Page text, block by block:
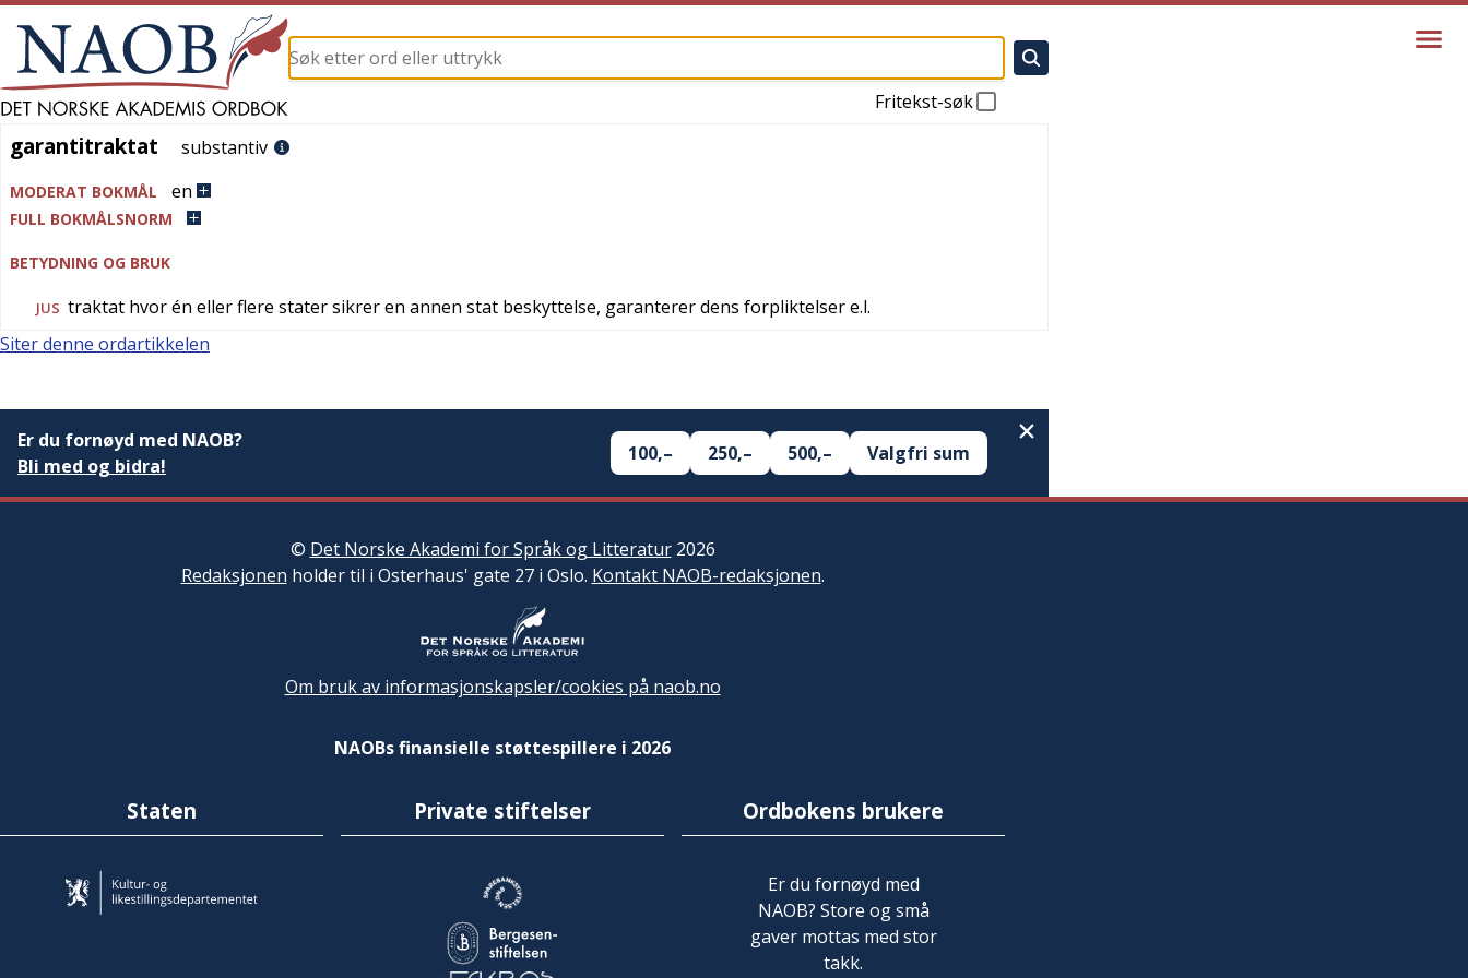
Fritekst-søk
garantitraktat
garantitraktat substantiv
MODERAT BOKMÅL en
FULL BOKMÅLSNORM
BETYDNING OG BRUK
JUS traktat hvor én eller flere stater sikrer en annen stat beskyttelse, garanterer dens forpliktelser e.l.
Siter denne ordartikkelen
Er du fornøyd med NAOB?
Bli med og bidra!
100,– 250,– 500,– Valgfri sum
© Det Norske Akademi for Språk og Litteratur2026
Redaksjonen holder til i Osterhaus' gate 27 i Oslo. Kontakt NAOB-redaksjonen.
Om bruk av informasjonskapsler/cookies på naob.no
NAOBs finansielle støttespillere i 2026
Staten Private stiftelser Ordbokens brukere
Er du fornøyd med
NAOB? Store og små
gaver mottas med stor
takk.